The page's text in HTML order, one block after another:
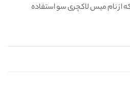
از نام میس لاکچری سو استفاده